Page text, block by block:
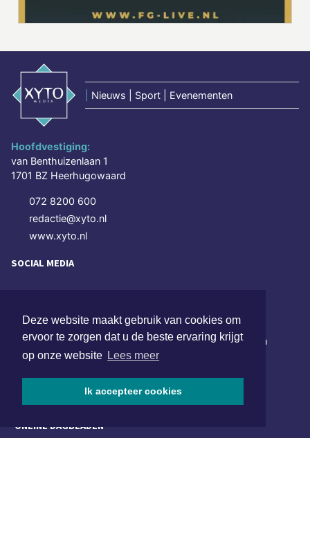
Deze website maakt gebruik van cookies om
ervoor te zorgen dat u de beste ervaring krijgt
op onze website Lees meer
Ik accepteer cookies
Nieuws | Sport | Evenementen
Hoofdvestiging:
van Benthuizenlaan 1
1701 BZ Heerhugowaard
072 8200 600
redactie@xyto.nl
www.xyto.nl
SOCIAL MEDIA
NIEUWSBRIEF AANMELDEN
Schrijf je in voor onze nieuwsbrief en krijg wekelijks een
samenvatting van alle gebeurtenissen uit jouw regio.
ONLINE DAGBLADEN